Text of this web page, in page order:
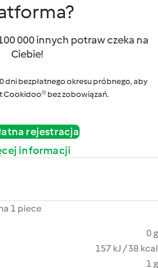
000 innych potraw czeka na
Ciebie!
dni bezpłatnego okresu próbnego, aby
Cookidoo® bez zobowiązań.
rejestracja
informacji
1 piece
0 g
157 kJ / 38 kcal
1 g